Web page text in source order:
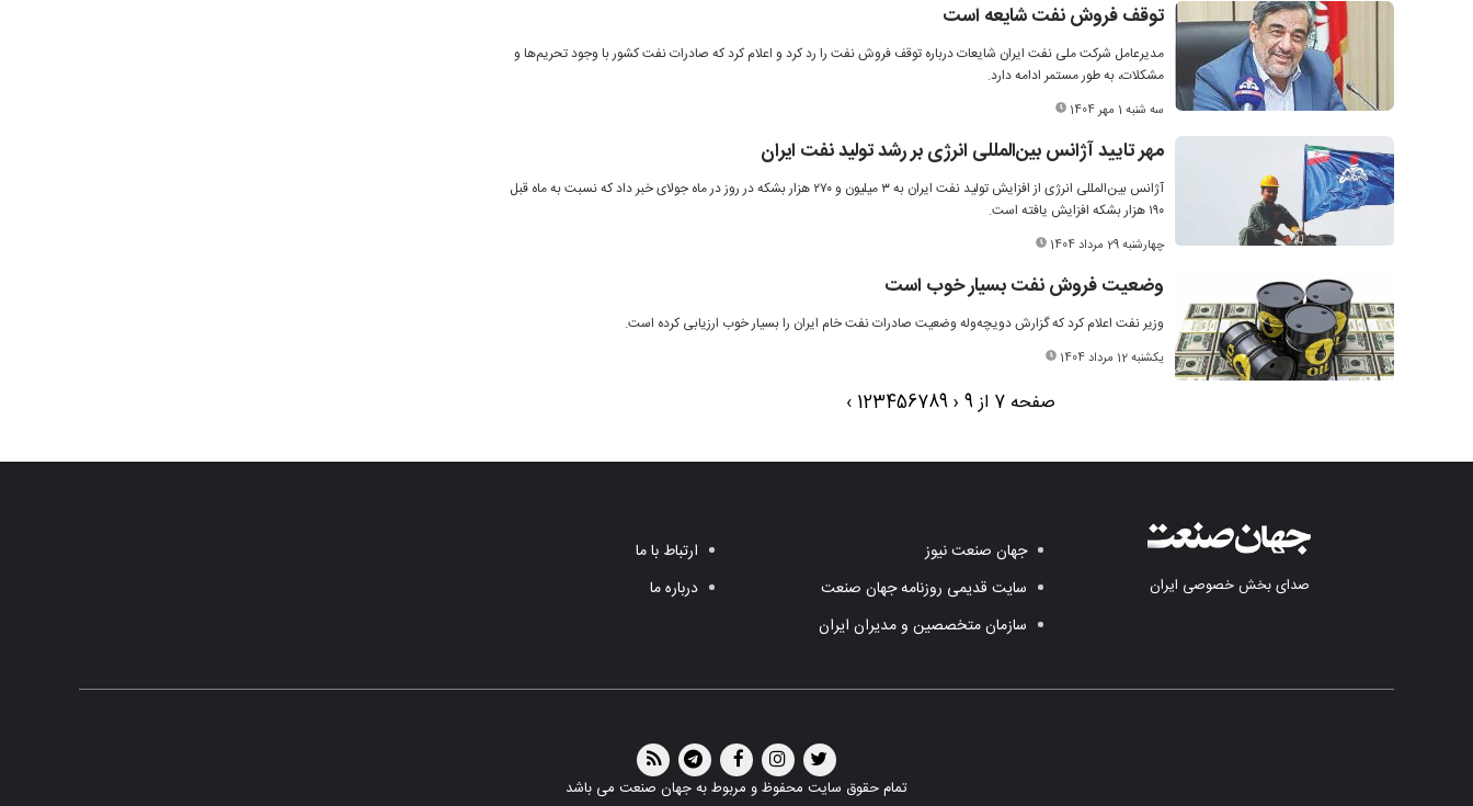
توقف فروش نفت شایعه است
مدیرعامل شرکت ملی نفت ایران شایعات درباره توقف فروش نفت را رد کرد و اعلام کرد که صادرات نفت کشور با وجود تحریم‌ها و
مشکلات، به طور مستمر ادامه دارد.
سه شنبه 1 مهر 1404
مهر تایید آژانس بین‌المللی انرژی بر رشد تولید نفت ایران
آژانس بین‌المللی انرژی از افزایش تولید نفت ایران به ۳ میلیون و ۲۷۰ هزار بشکه در روز در ماه جولای خبر داد که نسبت به ماه قبل
۱۹۰ هزار بشکه افزایش یافته است.
چهارشنبه 29 مرداد 1404
وضعیت فروش نفت بسیار خوب است
وزیر نفت اعلام کرد که گزارش دویچه‌وله وضعیت صادرات نفت خام ایران را بسیار خوب ارزیابی کرده است.
یکشنبه 12 مرداد 1404
صفحه 7 از 9 ‹
123456789
›
صدای بخش خصوصی ایران
جهان صنعت نیوز
سایت قدیمی روزنامه جهان صنعت
سازمان متخصصین و مدیران ایران
ارتباط با ما
درباره ما
تمام حقوق سایت محفوظ و مربوط به جهان صنعت می باشد